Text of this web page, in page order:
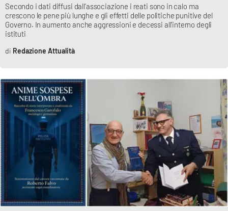
EDIZIONI
LOCALI
Catanzaro
Crotone
Vibo Valentia
Reggio Calabria
Cosenza
Lamezia Terme
PROGETTI
SPECIALI
Secondo i dati diffusi dall’associazione i reati sono in calo ma
crescono le pene più lunghe e gli effetti delle politiche punitive del
Governo. In aumento anche aggressioni e decessi all’interno degli
istituti
Redazione Attualità